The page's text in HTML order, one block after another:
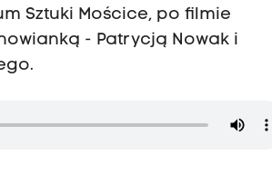
Sztuki Mościce, po filmie
- Patrycją Nowak i